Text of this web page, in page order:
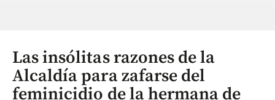
Las insólitas razones de la
Alcaldía para zafarse del
feminicidio de la hermana de